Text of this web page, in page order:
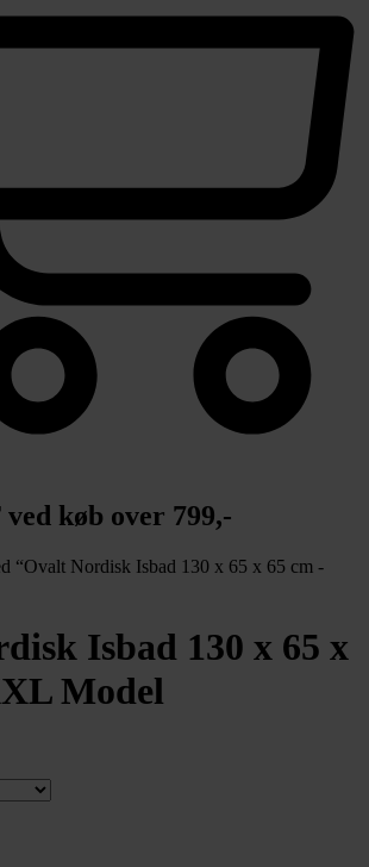
køb over 799,-
“Ovalt Nordisk Isbad 130 x 65 x 65 cm -
Isbad 130 x 65 x
Model